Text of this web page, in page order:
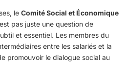
le Comité Social et Économique
pas juste une question de
et essentiel. Les membres du
entre les salariés et la
promouvoir le dialogue social au